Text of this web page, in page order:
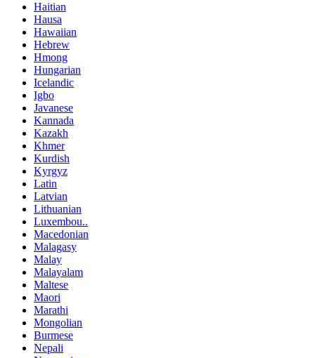
Haitian
Hausa
Hawaiian
Hebrew
Hmong
Hungarian
Icelandic
Igbo
Javanese
Kannada
Kazakh
Khmer
Kurdish
Kyrgyz
Latin
Latvian
Lithuanian
Luxembou..
Macedonian
Malagasy
Malay
Malayalam
Maltese
Maori
Marathi
Mongolian
Burmese
Nepali